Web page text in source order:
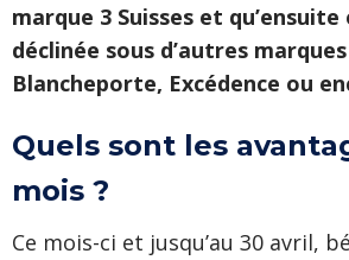
marque 3 Suisses et
déclinée sous d’autres
Blancheporte, Excédence ou
Quels sont les
mois ?
Ce mois-ci et jusqu’au 30 avril,